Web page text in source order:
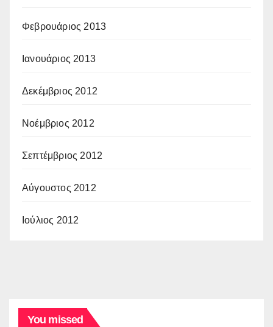
Φεβρουάριος 2013
Ιανουάριος 2013
Δεκέμβριος 2012
Νοέμβριος 2012
Σεπτέμβριος 2012
Αύγουστος 2012
Ιούλιος 2012
You missed